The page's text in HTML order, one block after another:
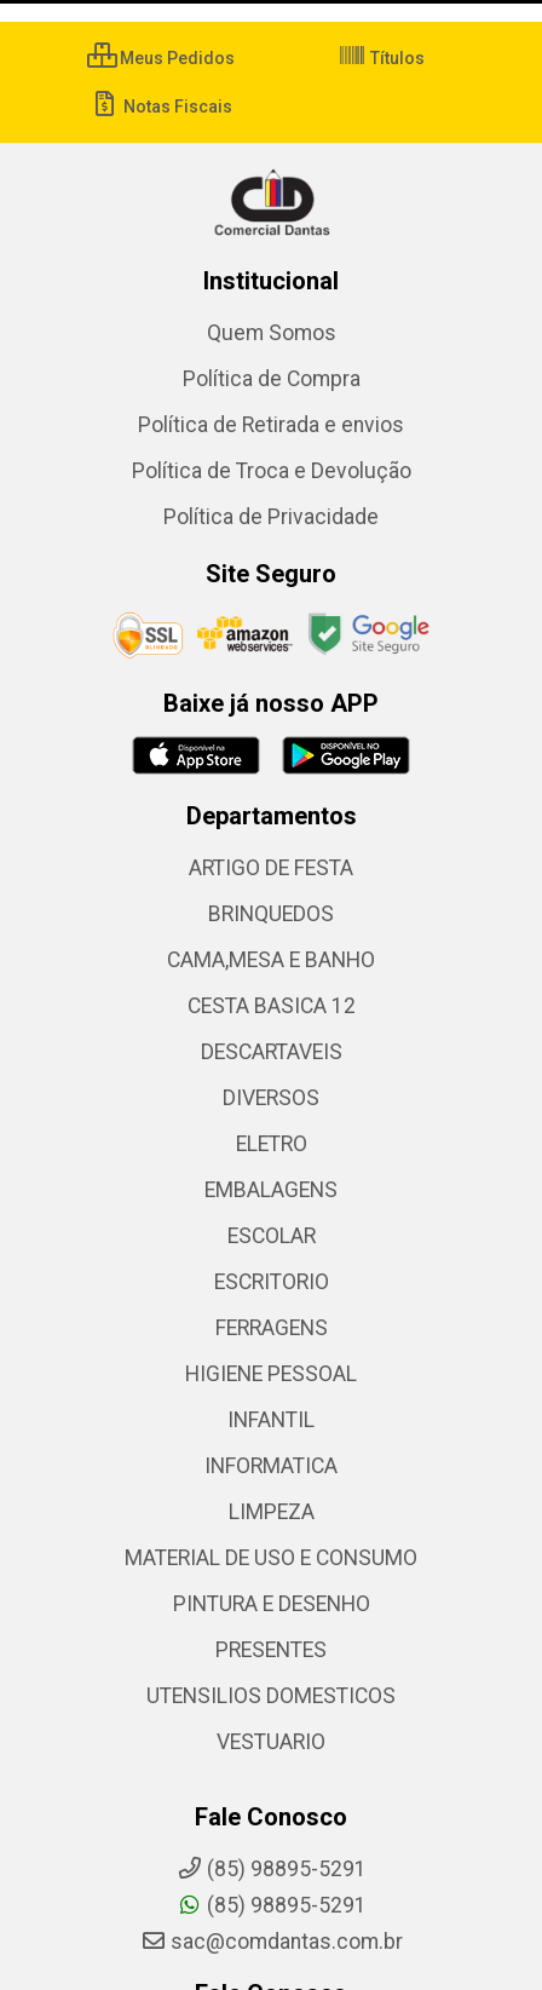
Meus Pedidos Títulos
Notas Fiscais
Institucional
Quem Somos
Política de Compra
Política de Retirada e envios
Política de Troca e Devolução
Política de Privacidade
Site Seguro
Baixe já nosso APP
Departamentos
ARTIGO DE FESTA
BRINQUEDOS
CAMA,MESA E BANHO
CESTA BASICA 12
DESCARTAVEIS
DIVERSOS
ELETRO
EMBALAGENS
ESCOLAR
ESCRITORIO
FERRAGENS
HIGIENE PESSOAL
INFANTIL
INFORMATICA
LIMPEZA
MATERIAL DE USO E CONSUMO
PINTURA E DESENHO
PRESENTES
UTENSILIOS DOMESTICOS
VESTUARIO
Fale Conosco
(85) 98895-5291
(85) 98895-5291
sac@comdantas.com.br